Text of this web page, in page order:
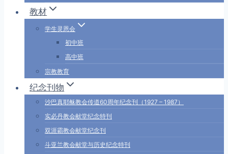
教材
学生灵恩会
初中班
高中班
宗教教育
纪念刊物
沙巴真耶稣教会传道60周年纪念刊（1927 – 1987）
实必丹教会献堂纪念特刊
双涯霸教会献堂纪念刊
斗亚兰教会献堂与历史纪念特刊